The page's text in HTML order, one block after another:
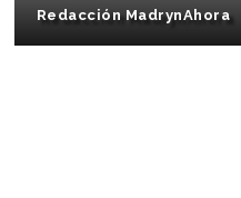
Redacción MadrynAhora